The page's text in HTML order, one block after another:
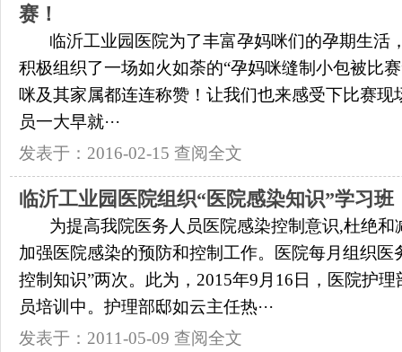
赛！
临沂工业园医院为了丰富孕妈咪们的孕期生活
积极组织了一场如火如荼的“孕妈咪缝制小包被比
咪及其家属都连连称赞！让我们也来感受下比赛
员一大早就···
发表于：2016-02-15 查阅全文
临沂工业园医院组织“医院感染知识”学习班
为提高我院医务人员医院感染控制意识,杜绝和
加强医院感染的预防和控制工作。医院每月组织医
控制知识”两次。此为，2015年9月16日，医院护
员培训中。护理部邸如云主任热···
发表于：2011-05-09 查阅全文